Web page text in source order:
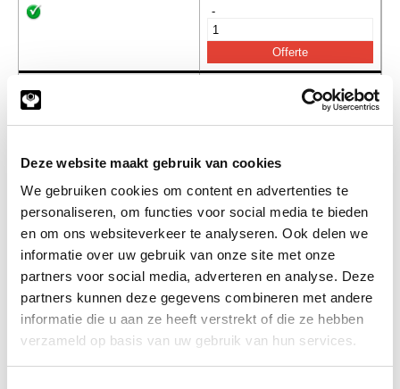
Deze website maakt gebruik van cookies
We gebruiken cookies om content en advertenties te
personaliseren, om functies voor social media te bieden
en om ons websiteverkeer te analyseren. Ook delen we
informatie over uw gebruik van onze site met onze
partners voor social media, adverteren en analyse. Deze
partners kunnen deze gegevens combineren met andere
informatie die u aan ze heeft verstrekt of die ze hebben
verzameld op basis van uw gebruik van hun services.
-
03 500 7500 O-ring 075.00x5.00 NBR 90sha
-
03 500 8000 O-ring 080.00x5.00 NBR 90sha
Info Stuks